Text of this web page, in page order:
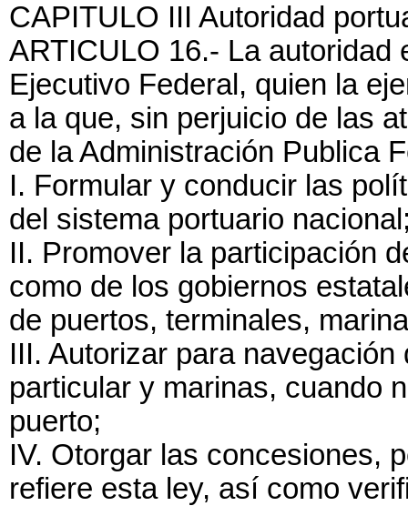
CAPITULO III Autoridad
ARTICULO 16.- La autoridad
Ejecutivo Federal, quien la
a la que, sin perjuicio de las
de la Administración Publica
I. Formular y conducir las
del sistema portuario
II. Promover la participación
como de los gobiernos
de puertos, terminales,
III. Autorizar para
particular y marinas, cuando
puerto;
IV. Otorgar las concesiones,
refiere esta ley, así como